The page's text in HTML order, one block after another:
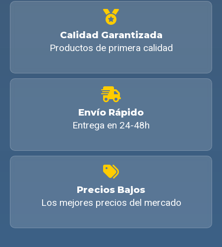
Calidad Garantizada
Productos de primera calidad
Envío Rápido
Entrega en 24-48h
Precios Bajos
Los mejores precios del mercado